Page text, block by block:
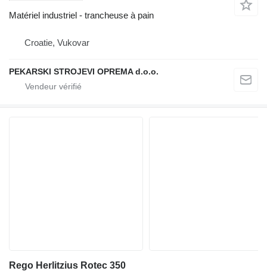
Matériel industriel - trancheuse à pain
Croatie, Vukovar
PEKARSKI STROJEVI OPREMA d.o.o.
Rego Herlitzius Rotec 350